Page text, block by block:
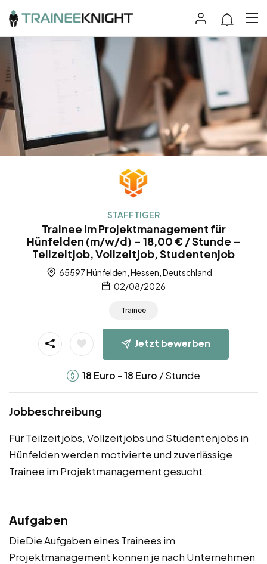
STAFFTIGER
Trainee im Projektmanagement für
Hünfelden (m/w/d) – 18,00 € / Stunde –
Teilzeitjob, Vollzeitjob, Studentenjob
65597 Hünfelden, Hessen, Deutschland
02/08/2026
Trainee
Jetzt bewerben
18 Euro -18 Euro / Stunde
Jobbeschreibung
Für Teilzeitjobs, Vollzeitjobs und Studentenjobs in
Hünfelden werden motivierte und zuverlässige
Trainee im Projektmanagement gesucht.
Aufgaben
DieDie Aufgaben eines Trainees im
Projektmanagement können je nach Unternehmen